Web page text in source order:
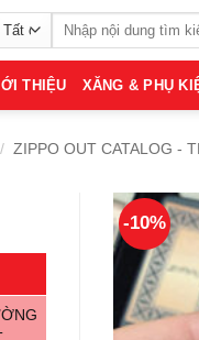
Tìm
kiếm:
THIỆU XĂNG & PHỤ
/ ZIPPO OUT CATALOG -
-10%